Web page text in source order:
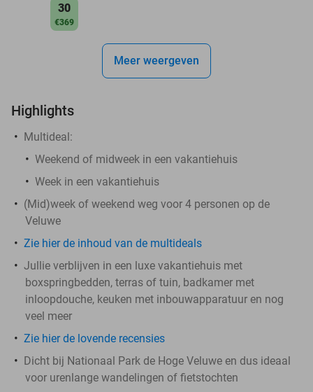
30
€369
Meer weergeven
Highlights
Multideal:
Weekend of midweek in een vakantiehuis
Week in een vakantiehuis
(Mid)week of weekend weg voor 4 personen op de
Veluwe
Zie hier de inhoud van de multideals
Jullie verblijven in een luxe vakantiehuis met
boxspringbedden, terras of tuin, badkamer met
inloopdouche, keuken met inbouwapparatuur en nog
veel meer
Zie hier de lovende recensies
Dicht bij Nationaal Park de Hoge Veluwe en dus ideaal
voor urenlange wandelingen of fietstochten